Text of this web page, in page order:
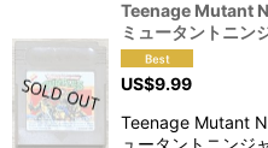
Teenage Mutant
ミュータントニン
US$9.99
Teenage Mutant